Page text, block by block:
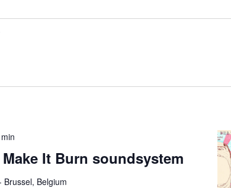
It Burn soundsystem
Brussel, Belgium